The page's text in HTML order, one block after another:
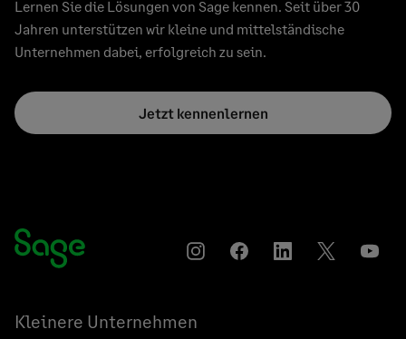
Lernen Sie die Lösungen von Sage kennen. Seit über 30
Jahren unterstützen wir kleine und mittelständische
Unternehmen dabei, erfolgreich zu sein.
Jetzt kennenlernen
Instagram
Auf
Auf
Auf
Kleinere Unternehmen